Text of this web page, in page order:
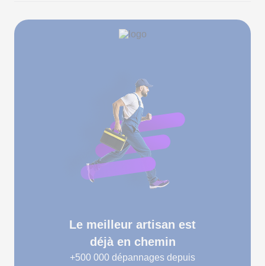
Le meilleur artisan est
déjà en chemin
+500 000 dépannages depuis